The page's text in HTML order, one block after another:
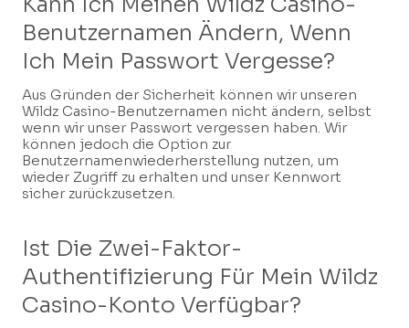
Benutzernamen Ändern, Wenn
Ich Mein Passwort Vergesse?
Aus Gründen der Sicherheit können wir unseren
Wildz Casino-Benutzernamen nicht ändern, selbst
wenn wir unser Passwort vergessen haben. Wir
können jedoch die Option zur
Benutzernamenwiederherstellung nutzen, um
wieder Zugriff zu erhalten und unser Kennwort
sicher zurückzusetzen.
Ist Die Zwei-Faktor-
Authentifizierung Für Mein Wildz
Casino-Konto Verfügbar?